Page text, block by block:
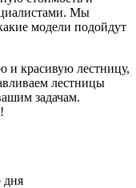
Мы
модели подойдут
и красивую лестницу,
лестницы
задачам.
дня